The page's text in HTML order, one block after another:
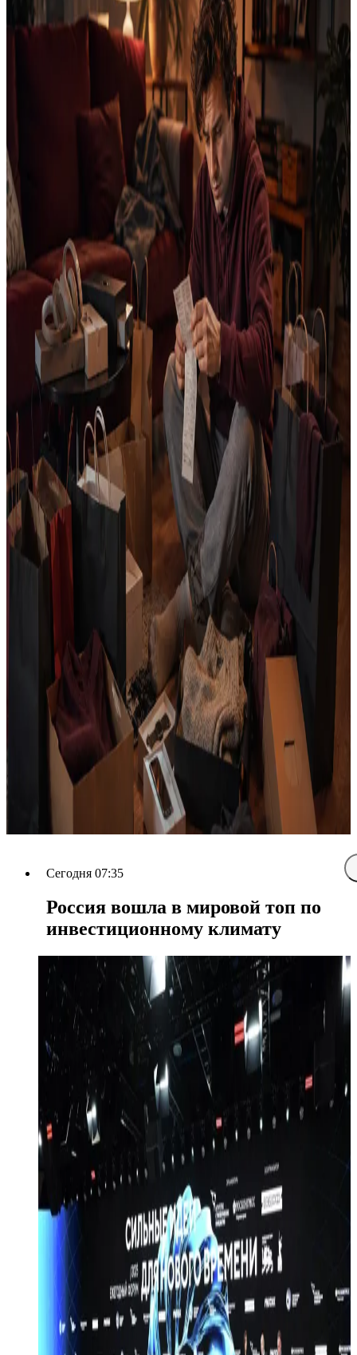
Сегодня 07:35
Россия вошла в мировой топ по
инвестиционному климату